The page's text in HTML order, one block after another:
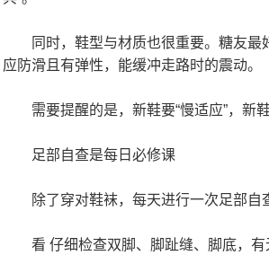
同时，鞋型与材质也很重要。糖友
应防滑且有弹性，能缓冲走路时的震动。
需要提醒的是，新鞋要“慢适应”，新
足部自查是每日必修课
除了穿对鞋袜，每天进行一次足部自
看 仔细检查双脚、脚趾缝、脚底，